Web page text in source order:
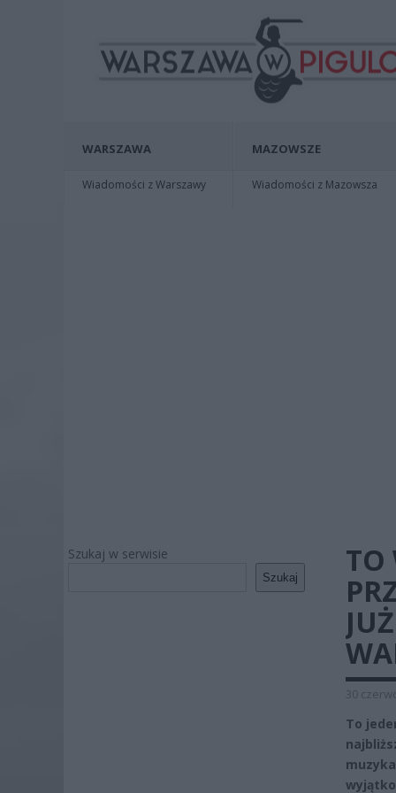
WARSZAWA
Wiadomości z Warszawy
MAZOWSZE
Wiadomości z Mazowsza
Szukaj w serwisie
Szukaj
TO
30
To